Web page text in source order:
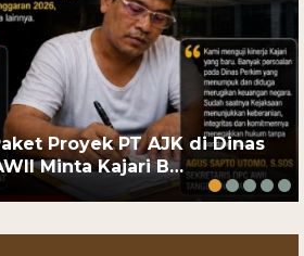
Proyek PT AJK di Dinas
Minta Kajari B…